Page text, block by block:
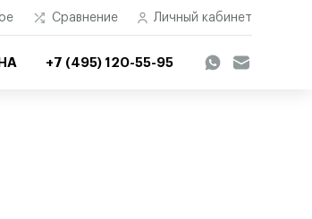
Сравнение Личный кабинет
+7 (495) 120-55-95